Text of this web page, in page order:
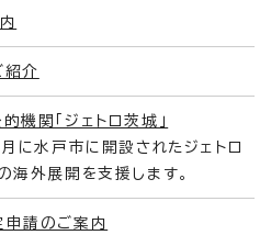
紹介
機関「ジェトロ茨城」
に水戸市に開設されたジェトロ
海外展開を支援します。
請のご案内